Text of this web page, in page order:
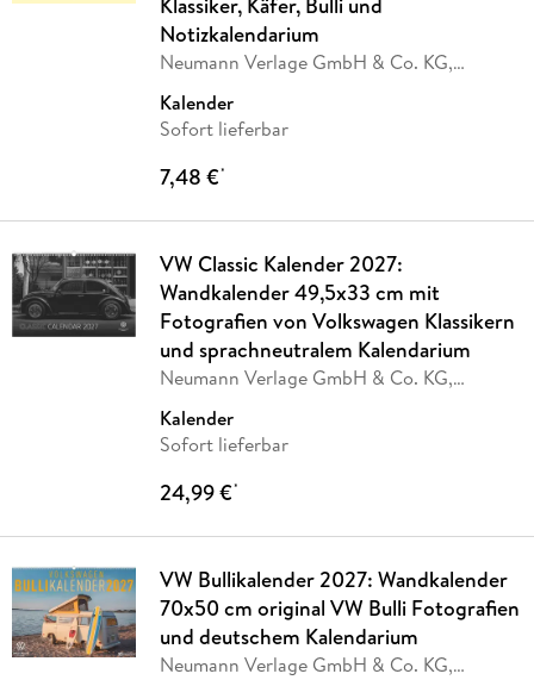
Notizkalendarium
Neumann Verlage GmbH & Co. KG,
Kalender
Sofort lieferbar
7,48 €*
VW Classic Kalender 2027:
Wandkalender 49,5x33 cm mit
Fotografien von Volkswagen Klassikern
und sprachneutralem Kalendarium
Neumann Verlage GmbH & Co. KG,
Kalender
Sofort lieferbar
24,99 €*
VW Bullikalender 2027: Wandkalender
70x50 cm original VW Bulli Fotografien
und deutschem Kalendarium
Neumann Verlage GmbH & Co. KG,